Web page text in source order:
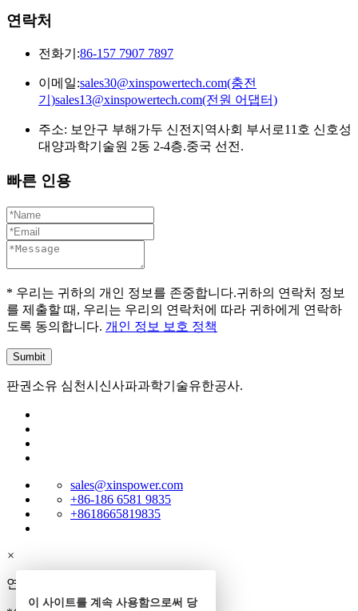
연락처
전화기:86-157 7907 7897
이메일:sales30@xinspowertech.com(충전
기)sales13@xinspowertech.com(전원 어댑터)
주소: 보안구 부해가두 신전지역사회 부서로11호 신호성
대양과학기술원 2동 2-4층.중국 선전.
빠른 인용
* 우리는 귀하의 개인 정보를 존중합니다.귀하의 연락처 정보
를 제출할 때, 우리는 우리의 연락처에 따라 귀하에게 연락하
도록 동의합니다. 개인 정보 보호 정책
판권소유 심천시신사파과학기술유한공사.
sales@xinspower.com
+86-186 6581 9835
+8618665819835
×
연락처
이 사이트를 계속 사용함으로써 당